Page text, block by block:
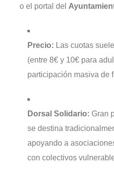
o el portal del
Precio: Las cuotas
(entre 8€ y 10€ para
participación masiva de
Dorsal Solidario: Gran
se destina
apoyando a
con colectivos